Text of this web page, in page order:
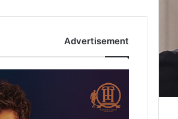
Advertisement